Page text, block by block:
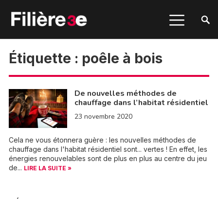
Étiquette : poêle à bois
De nouvelles méthodes de
chauffage dans l’habitat résidentiel
23 novembre 2020
Cela ne vous étonnera guère : les nouvelles méthodes de
chauffage dans l'habitat résidentiel sont... vertes ! En effet, les
énergies renouvelables sont de plus en plus au centre du jeu
de... LIRE LA SUITE »